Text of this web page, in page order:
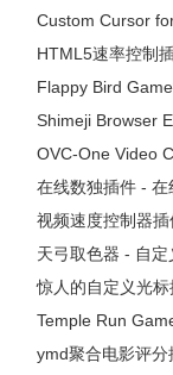
9、效果如图：
Custom Cursor
HTML5速率控制
Flappy Bird
Shimeji Browser
OVC-One Video
在线数独插件 -
视频速度控制器
天弓取色器 - 自
惊人的自定义光标
Temple Run
ymd聚合电影评分